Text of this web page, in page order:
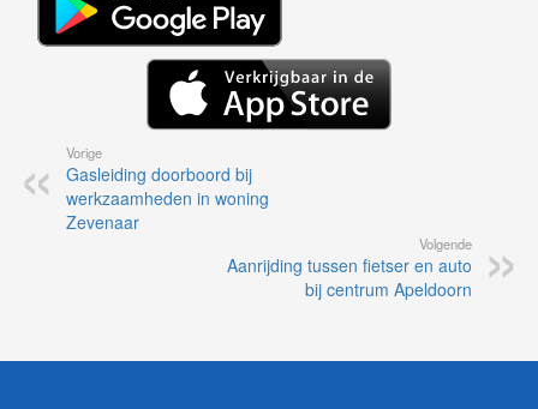
Vorige
Gasleiding doorboord bij
werkzaamheden in woning
Zevenaar
Volgende
Aanrijding tussen fietser en auto
bij centrum Apeldoorn